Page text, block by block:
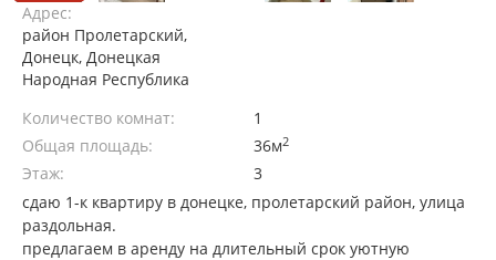
Адрес:
район Пролетарский,
Донецк, Донецкая
Народная Республика
Количество комнат:
1
Общая площадь:
36м2
Этаж:
3
сдаю 1-к квартиру в донецке, пролетарский район, улица
раздольная.
предлагаем в аренду на длительный срок уютную